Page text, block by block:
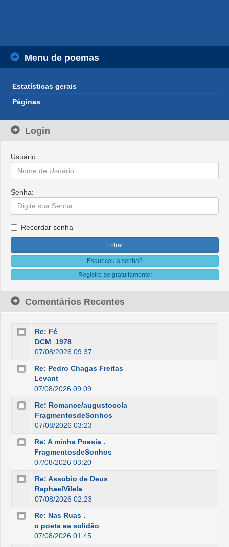
Menu de poemas
Estatísticas gerais
Páginas
Login
Usuário:
Senha:
Recordar senha
Esqueceu a senha?
Registre-se gratuitamente!
Comentários Recentes
Re: Fé
DCM_1978
07/08/2026 09:37
Re: Pedro Chagas Freitas
Levant
07/08/2026 09:09
Re: Romance/augustocola
FragmentosdeSonhos
07/08/2026 03:23
Re: A minha Poesia .
FragmentosdeSonhos
07/08/2026 03:20
Re: Assobio de Deus
RaphaelVilela
07/08/2026 02:23
Re: Nas Ruas .
o poeta ea solidão
07/08/2026 01:45